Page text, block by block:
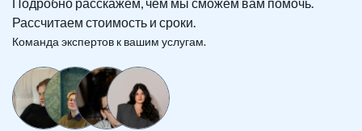
Рассчитаем стоимость и сроки.
Команда экспертов к вашим услугам.